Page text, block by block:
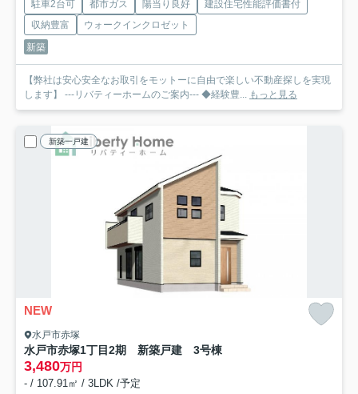
駐車2台可 都市ガス 陽当り良好
建設住宅性能評価書付
収納豊富
ウォークインクロゼット
新築
【弊社は安心安全なお取引をモットーに自由で楽しい不動産探しを実現
します】 ---リバティーホームのご案内--- ◆経験豊... もっと見る
新築一戸建
NEW
水戸市赤塚
水戸市赤塚1丁目2期 新築戸建 3号棟
3,480万円
- / 107.91㎡ / 3LDK /予定